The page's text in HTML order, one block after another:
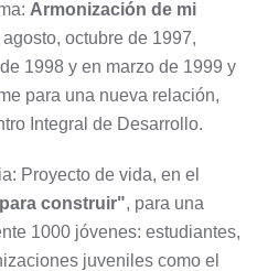
Armonización de mi
octubre de 1997,
1998 y en marzo de 1999 y
para una nueva relación,
Integral de Desarrollo.
Proyecto de vida, en el
construir", para una
1000 jóvenes: estudiantes,
juveniles como el